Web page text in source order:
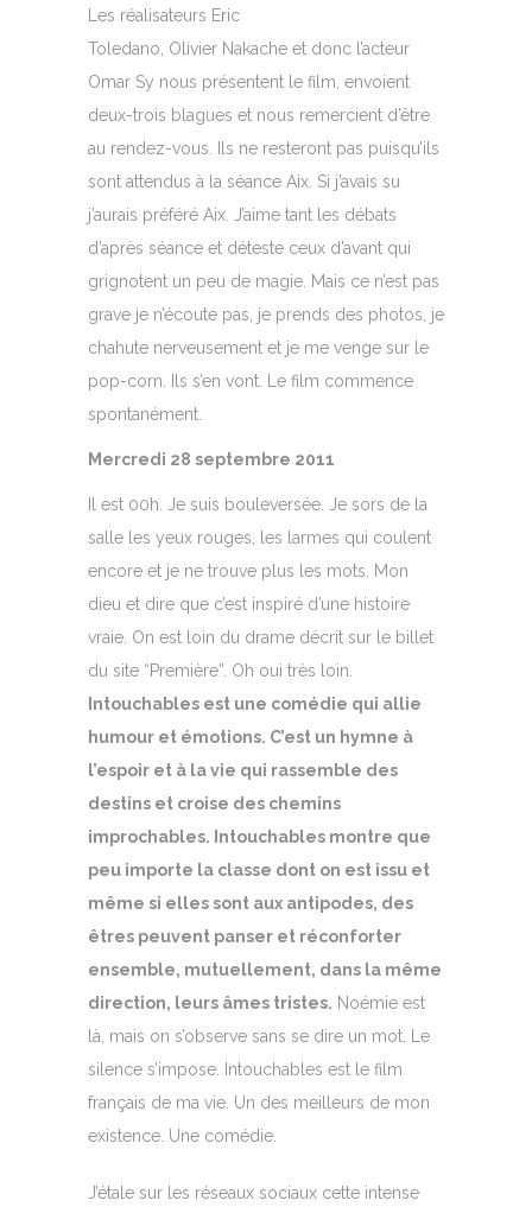
Les réalisateurs Eric
Toledano, Olivier Nakache et donc l’acteur
Omar Sy nous présentent le film, envoient
deux-trois blagues et nous remercient d’être
au rendez-vous. Ils ne resteront pas puisqu’ils
sont attendus à la séance Aix. Si j’avais su
j’aurais préféré Aix. J’aime tant les débats
d’après séance et déteste ceux d’avant qui
grignotent un peu de magie. Mais ce n’est pas
grave je n’écoute pas, je prends des photos, je
chahute nerveusement et je me venge sur le
pop-corn. Ils s’en vont. Le film commence
spontanément.
Mercredi 28 septembre 2011
Il est 00h. Je suis bouleversée. Je sors de la
salle les yeux rouges, les larmes qui coulent
encore et je ne trouve plus les mots. Mon
dieu et dire que c’est inspiré d’une histoire
vraie. On est loin du drame décrit sur le billet
du site “Première”. Oh oui très loin.
Intouchables est une comédie qui allie
humour et émotions. C’est un hymne à
l’espoir et à la vie qui rassemble des
destins et croise des chemins
improchables. Intouchables montre que
peu importe la classe dont on est issu et
même si elles sont aux antipodes, des
êtres peuvent panser et réconforter
ensemble, mutuellement, dans la même
direction, leurs âmes tristes. Noémie est
là, mais on s’observe sans se dire un mot. Le
silence s’impose. Intouchables est le film
français de ma vie. Un des meilleurs de mon
existence. Une comédie.
J’étale sur les réseaux sociaux cette intense